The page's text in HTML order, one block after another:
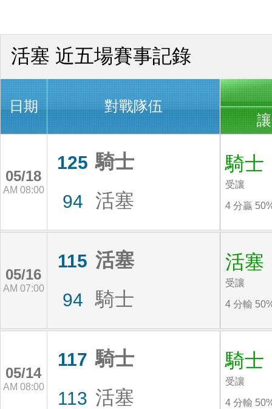
活塞 近五場賽事記錄
日期
對戰隊伍
05/18
AM 08:00
125 騎士
94 活塞
騎士
受讓
4 分贏
05/16
AM 07:00
115 活塞
94 騎士
活塞
受讓
4 分輸
05/14
AM 08:00
117 騎士
113 活塞
騎士
受讓
4 分輸